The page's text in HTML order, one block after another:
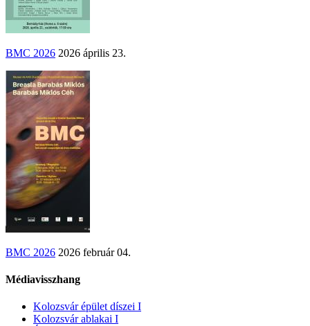
BMC 2026 2026 április 23.
BMC 2026 2026 február 04.
Médiavisszhang
Kolozsvár épület díszei I
Kolozsvár ablakai I